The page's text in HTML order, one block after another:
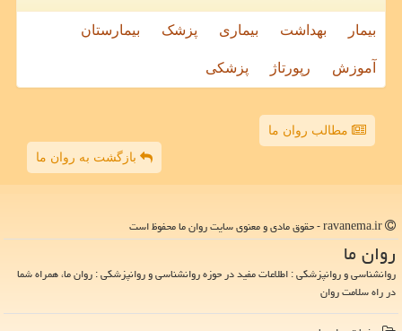
بیمار بهداشت بیماری پزشک بیمارستان
آموزش رپورتاژ پزشکی
مطالب روان ما
بازگشت به روان ما
روان ما
روانشناسی و روانپزشکی : اطلاعات مفید در حوزه روانشناسی و روانپزشکی : روان ما، همراه شما
در راه سلامت روان